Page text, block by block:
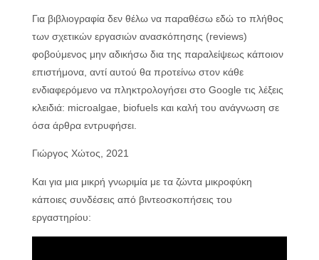
Για βιβλιογραφία δεν θέλω να παραθέσω εδώ το πλήθος
των σχετικών εργασιών ανασκόπησης (reviews)
φοβούμενος μην αδικήσω δια της παραλείψεως κάποιον
επιστήμονα, αντί αυτού θα προτείνω στον κάθε
ενδιαφερόμενο να πληκτρολογήσει στο Google τις λέξεις
κλειδιά: microalgae, biofuels και καλή του ανάγνωση σε
όσα άρθρα εντρυφήσει.
Γιώργος Χώτος, 2021
Και για μια μικρή γνωριμία με τα ζώντα μικροφύκη
κάποιες συνδέσεις από βιντεοσκοπήσεις του
εργαστηρίου: